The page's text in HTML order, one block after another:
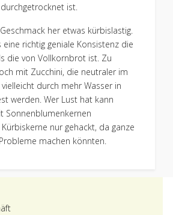
ist.
her etwas kürbislastig.
richtig geniale Konsistenz die
die von Vollkornbrot ist. Zu
mit Zucchini, die neutraler im
durch mehr Wasser in
werden. Wer Lust hat kann
Sonnenblumenkernen
nur gehackt, da ganze
machen könnten.